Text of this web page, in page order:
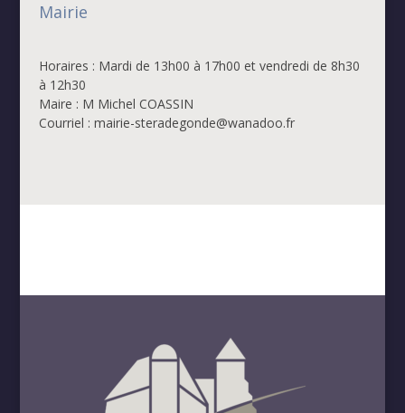
Mairie
Horaires : Mardi de 13h00 à 17h00 et vendredi de 8h30
à 12h30
Maire : M Michel COASSIN
Courriel : mairie-steradegonde@wanadoo.fr